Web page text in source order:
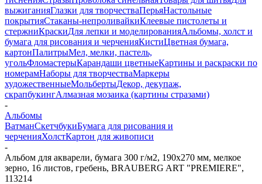
выжиганияГлазки для творчестваПерьяНастольные
покрытияСтаканы-непроливайкиКлеевые пистолеты и
стержниКраскиДля лепки и моделированияАльбомы, холст и
бумага для рисования и черченияКистиЦветная бумага,
картонПалитрыМел, мелки, пастель,
угольФломастерыКарандаши цветныеКартины и раскраски по
номерамНаборы для творчестваМаркеры
художественныеМольбертыДекор, декупаж,
скрапбукингАлмазная мозаика (картины стразами)
-
Альбомы
ВатманСкетчбукиБумага для рисования и
черченияХолстКартон для живописи
-
Альбом для акварели, бумага 300 г/м2, 190х270 мм, мелкое
зерно, 16 листов, гребень, BRAUBERG ART "PREMIERE",
113214